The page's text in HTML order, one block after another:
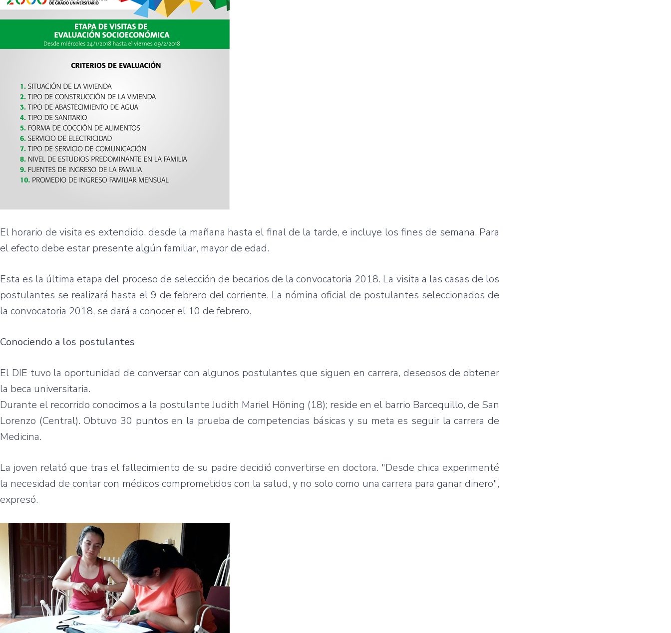
El horario de visita es extendido, desde la mañana hasta el final de la tarde, e incluye los fines de semana. Para
el efecto debe estar presente algún familiar, mayor de edad.
Esta es la última etapa del proceso de selección de becarios de la convocatoria 2018. La visita a las casas de los
postulantes se realizará hasta el 9 de febrero del corriente. La nómina oficial de postulantes seleccionados de
la convocatoria 2018, se dará a conocer el 10 de febrero.
Conociendo a los postulantes
El DIE tuvo la oportunidad de conversar con algunos postulantes que siguen en carrera, deseosos de obtener
la beca universitaria.
Durante el recorrido conocimos a la postulante Judith Mariel Höning (18); reside en el barrio Barcequillo, de San
Lorenzo (Central). Obtuvo 30 puntos en la prueba de competencias básicas y su meta es seguir la carrera de
Medicina.
La joven relató que tras el fallecimiento de su padre decidió convertirse en doctora. "Desde chica experimenté
la necesidad de contar con médicos comprometidos con la salud, y no solo como una carrera para ganar dinero",
expresó.